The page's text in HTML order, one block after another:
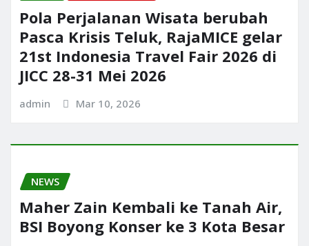
Pola Perjalanan Wisata berubah
Pasca Krisis Teluk, RajaMICE gelar
21st Indonesia Travel Fair 2026 di
JICC 28-31 Mei 2026
admin Mar 10, 2026
NEWS
Maher Zain Kembali ke Tanah Air,
BSI Boyong Konser ke 3 Kota Besar